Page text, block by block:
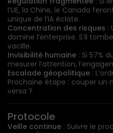
l’UE, la Chine, le Canada
unique de l’IA éclate.
Concentration des risques :
domine l’enterprise. S’il
vacille.
Invisibilité humaine : Si 57%
mesurer l’attention,
Escalade géopolitique :
Prochaine étape : couper un
versa ?
Protocole
Veille continue : Suivre le